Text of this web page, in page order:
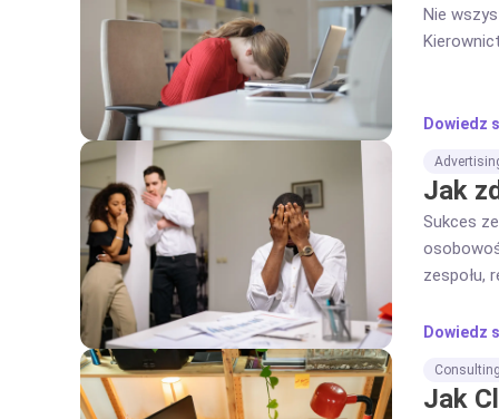
Nie
Dowiedz
Jak
Sukces
zespołu,
Dowiedz
Consulting
Jak